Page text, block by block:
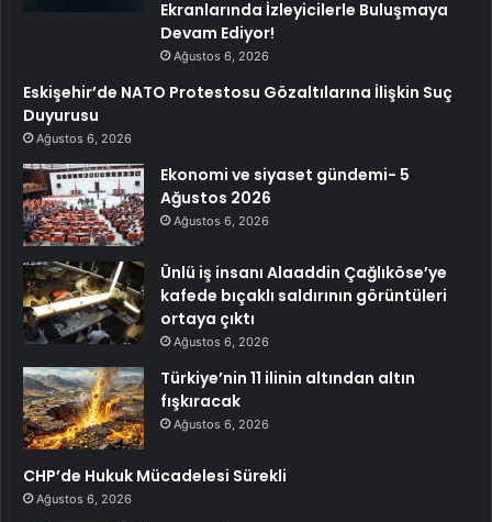
Ekranlarında İzleyicilerle Buluşmaya
Devam Ediyor!
Ağustos 6, 2026
Eskişehir’de NATO Protestosu Gözaltılarına İlişkin Suç
Duyurusu
Ağustos 6, 2026
Ekonomi ve siyaset gündemi- 5
Ağustos 2026
Ağustos 6, 2026
Ünlü iş insanı Alaaddin Çağlıköse’ye
kafede bıçaklı saldırının görüntüleri
ortaya çıktı
Ağustos 6, 2026
Türkiye’nin 11 ilinin altından altın
fışkıracak
Ağustos 6, 2026
CHP’de Hukuk Mücadelesi Sürekli
Ağustos 6, 2026